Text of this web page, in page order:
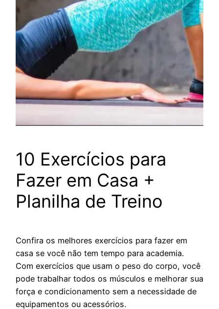
10 Exercícios para
Fazer em Casa +
Planilha de Treino
Confira os melhores exercícios para fazer em
casa se você não tem tempo para academia.
Com exercícios que usam o peso do corpo, você
pode trabalhar todos os músculos e melhorar sua
força e condicionamento sem a necessidade de
equipamentos ou acessórios.